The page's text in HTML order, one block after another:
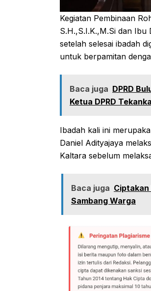
Kegiatan Pembinaan
S.H.,S.I.K.,M.Si dan
setelah selesai ibadah
untuk berpamitan
Baca juga DPRD
Ketua DPRD
Ibadah kali ini
Daniel Adityajaya
Kaltara sebelum
Baca juga Ciptakan
Sambang Warga